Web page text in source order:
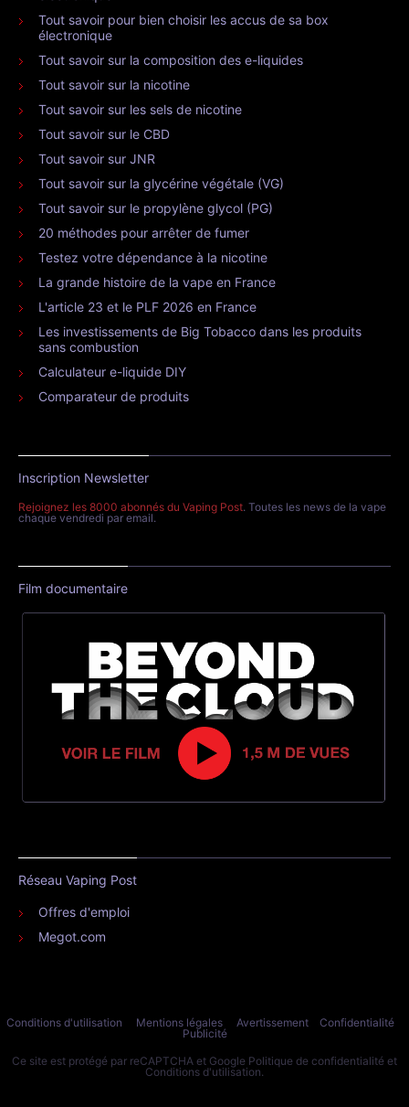
Tout savoir pour bien choisir les accus de sa box
électronique
Tout savoir sur la composition des e-liquides
Tout savoir sur la nicotine
Tout savoir sur les sels de nicotine
Tout savoir sur le CBD
Tout savoir sur JNR
Tout savoir sur la glycérine végétale (VG)
Tout savoir sur le propylène glycol (PG)
20 méthodes pour arrêter de fumer
Testez votre dépendance à la nicotine
La grande histoire de la vape en France
L'article 23 et le PLF 2026 en France
Les investissements de Big Tobacco dans les produits
sans combustion
Calculateur e-liquide DIY
Comparateur de produits
Inscription Newsletter
Rejoignez les 8000 abonnés du Vaping Post. Toutes les news de la vape
chaque vendredi par email.
Film documentaire
Réseau Vaping Post
Offres d'emploi
Megot.com
Conditions d'utilisation Mentions légales Avertissement
Confidentialité
Publicité
Ce site est protégé par reCAPTCHA et Google Politique de confidentialité et
Conditions d'utilisation.